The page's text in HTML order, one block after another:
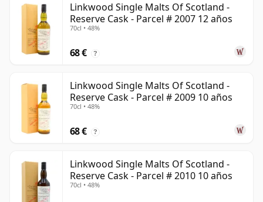
Linkwood Single Malts Of Scotland -
Reserve Cask - Parcel # 2007 12 años
70cl • 48%
68 € ?
Linkwood Single Malts Of Scotland -
Reserve Cask - Parcel # 2009 10 años
70cl • 48%
68 € ?
Linkwood Single Malts Of Scotland -
Reserve Cask - Parcel # 2010 10 años
70cl • 48%